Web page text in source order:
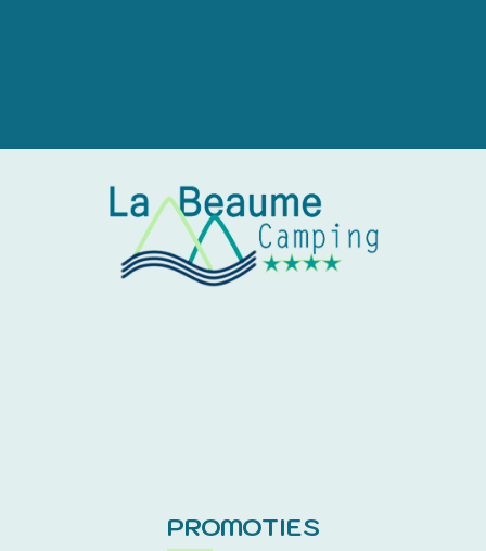
PROMOTIES